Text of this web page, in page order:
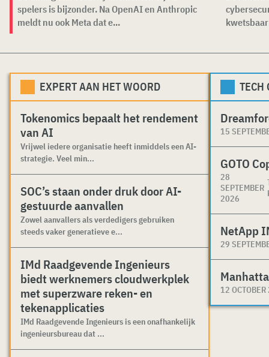
spelers is bijzonder. Na OpenAI en Anthropic
meldt nu ook Meta dat e...
EXPERT AAN HET WOORD
Tokenomics bepaalt het rendement
van AI
Vrijwel iedere organisatie heeft inmiddels een AI-
strategie. Veel min...
SOC’s staan onder druk door AI-
gestuurde aanvallen
Zowel aanvallers als verdedigers gebruiken
steeds vaker generatieve e...
IMd Raadgevende Ingenieurs
biedt werknemers cloudwerkplek
met superzware reken- en
tekenapplicaties
IMd Raadgevende Ingenieurs is een onafhankelijk
ingenieursbureau dat ...
TECH
15
GOTO
28
SEPTEMBER
2026
NetApp
29
12